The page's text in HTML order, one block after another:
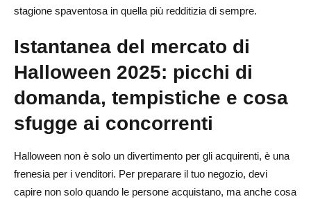
Esempio 2: pacchetto Outdoor Yard
Buffer per resi e rotture
Creatività che converte: Hooks, Shot List e Script per
canale
Elenchi di immagini UGC (pronti per il copia e incolla)
Ganci e angoli di Archetype
stagione spaventosa in quella più redditizia di sempre.
Istantanea del mercato di
Halloween 2025: picchi di
domanda, tempistiche e cosa
sfugge ai concorrenti
Halloween non è solo un divertimento per gli acquirenti, è una
frenesia per i venditori. Per preparare il tuo negozio, devi
capire non solo quando le persone acquistano, ma anche cosa